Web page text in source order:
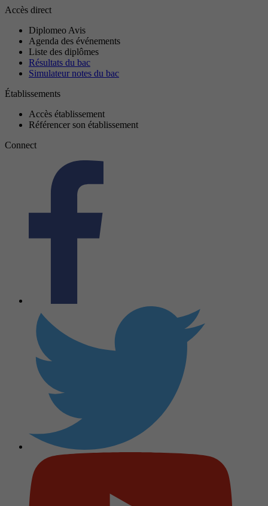
Accès direct
Diplomeo Avis
Agenda des événements
Liste des diplômes
Résultats du bac
Simulateur notes du bac
Établissements
Accès établissement
Référencer son établissement
Connect